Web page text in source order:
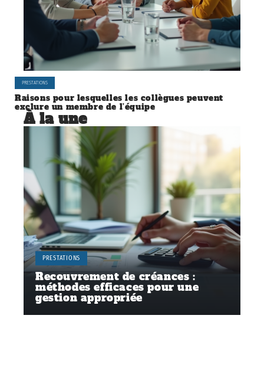
PRESTATIONS
Raisons pour lesquelles les collègues peuvent
exclure un membre de l’équipe
À la une
PRESTATIONS
Recouvrement de créances :
méthodes efficaces pour une
gestion appropriée